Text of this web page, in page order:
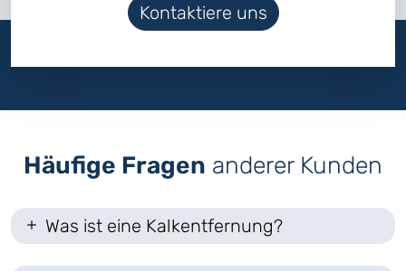
Kontaktiere uns
Häufige Fragen anderer Kunden
Was ist eine Kalkentfernung?